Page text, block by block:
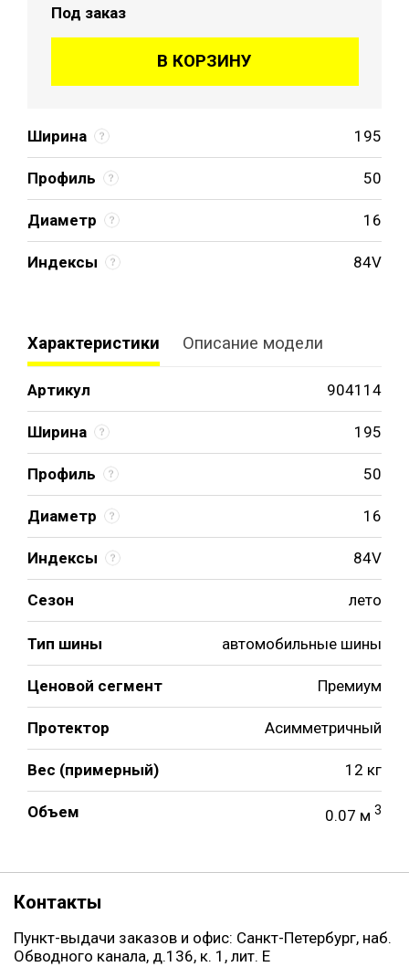
Ширина 195
Профиль 50
Диаметр 16
Индексы 84V
Под заказ
В КОРЗИНУ
Характеристики Описание модели
Артикул 904114
Ширина 195
Профиль 50
Диаметр 16
Индексы 84V
Сезон лето
Тип шины автомобильные шины
Ценовой сегмент Премиум
Протектор Асимметричный
Вес (примерный) 12 кг
Объем 0.07 м 3
Контакты
Пункт-выдачи заказов и офис: Санкт-Петербург, наб.
Обводного канала, д.136, к. 1, лит. Е